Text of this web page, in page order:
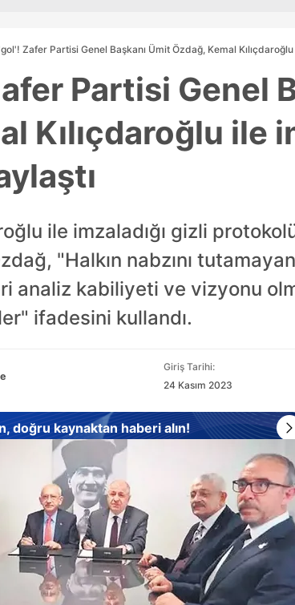
Zafer Partisi Genel Başkanı Ümit Özdağ, Kemal
Partisi Genel
Kılıçdaroğlu ile
ile imzaladığı gizli
"Halkın nabzını
analiz kabiliyeti ve vizyonu
ifadesini kullandı.
Giriş Tarihi:
24 Kasım 2023
doğru kaynaktan haberi alın!